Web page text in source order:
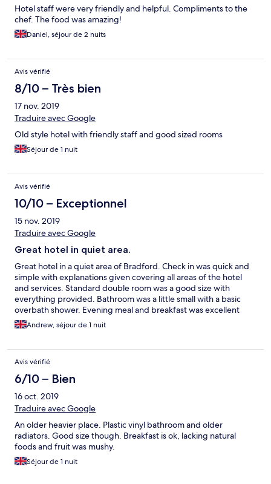
Hotel staff were very friendly and helpful. Compliments to the
chef. The food was amazing!
Daniel, séjour de 2 nuits
Avis vérifié
8/10 – Très bien
17 nov. 2019
Traduire avec Google
Old style hotel with friendly staff and good sized rooms
Séjour de 1 nuit
Avis vérifié
10/10 – Exceptionnel
15 nov. 2019
Traduire avec Google
Great hotel in quiet area.
Great hotel in a quiet area of Bradford. Check in was quick and
simple with explanations given covering all areas of the hotel
and services. Standard double room was a good size with
everything provided. Bathroom was a little small with a basic
overbath shower. Evening meal and breakfast was excellent
with a good choice.
Andrew, séjour de 1 nuit
Avis vérifié
6/10 – Bien
16 oct. 2019
Traduire avec Google
An older heavier place. Plastic vinyl bathroom and older
radiators. Good size though. Breakfast is ok, lacking natural
foods and fruit was mushy.
Séjour de 1 nuit